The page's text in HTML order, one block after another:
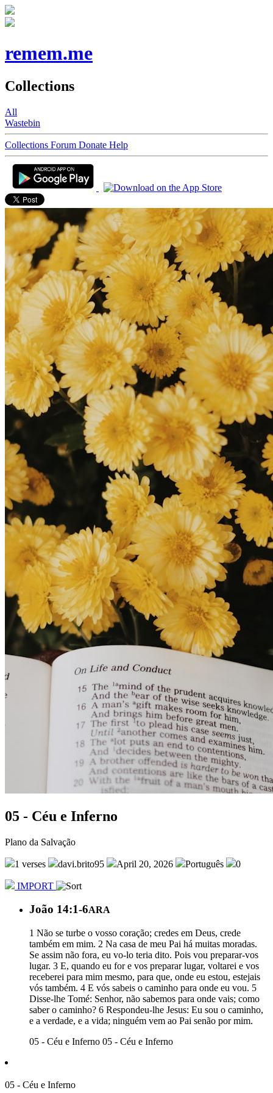
remem.me
Collections
All
Wastebin
Collections Forum Donate Help
05 - Céu e Inferno
Plano da Salvação
1 verses davi.brito95 April 20, 2026 Português 0
IMPORT
João 14:1-6ARA
1 Não se turbe o vosso coração; credes em Deus, crede
também em mim. 2 Na casa de meu Pai há muitas moradas.
Se assim não fora, eu vo-lo teria dito. Pois vou preparar-vos
lugar. 3 E, quando eu for e vos preparar lugar, voltarei e vos
receberei para mim mesmo, para que, onde eu estou, estejais
vós também. 4 E vós sabeis o caminho para onde eu vou. 5
Disse-lhe Tomé: Senhor, não sabemos para onde vais; como
saber o caminho? 6 Respondeu-lhe Jesus: Eu sou o caminho,
e a verdade, e a vida; ninguém vem ao Pai senão por mim.
05 - Céu e Inferno 05 - Céu e Inferno
05 - Céu e Inferno